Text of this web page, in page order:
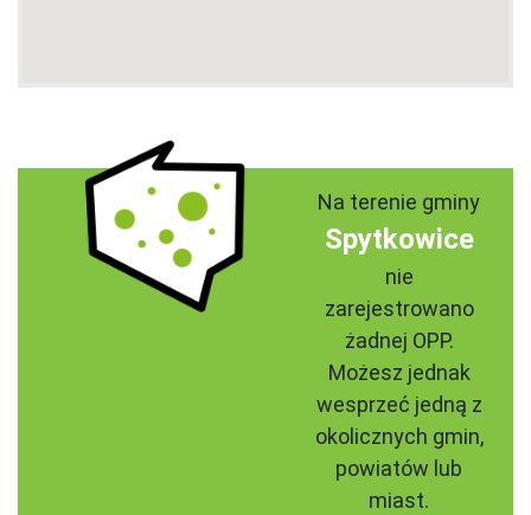
Na terenie gminy
Spytkowice
nie
zarejestrowano
żadnej OPP.
Możesz jednak
wesprzeć jedną z
okolicznych gmin,
powiatów lub
miast.